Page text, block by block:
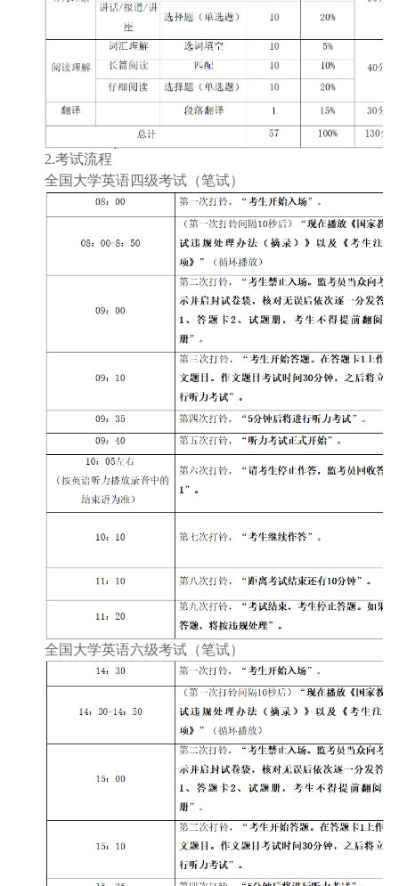
2.考试流程
全国大学英语四级考试（笔试）
全国大学英语六级考试（笔试）